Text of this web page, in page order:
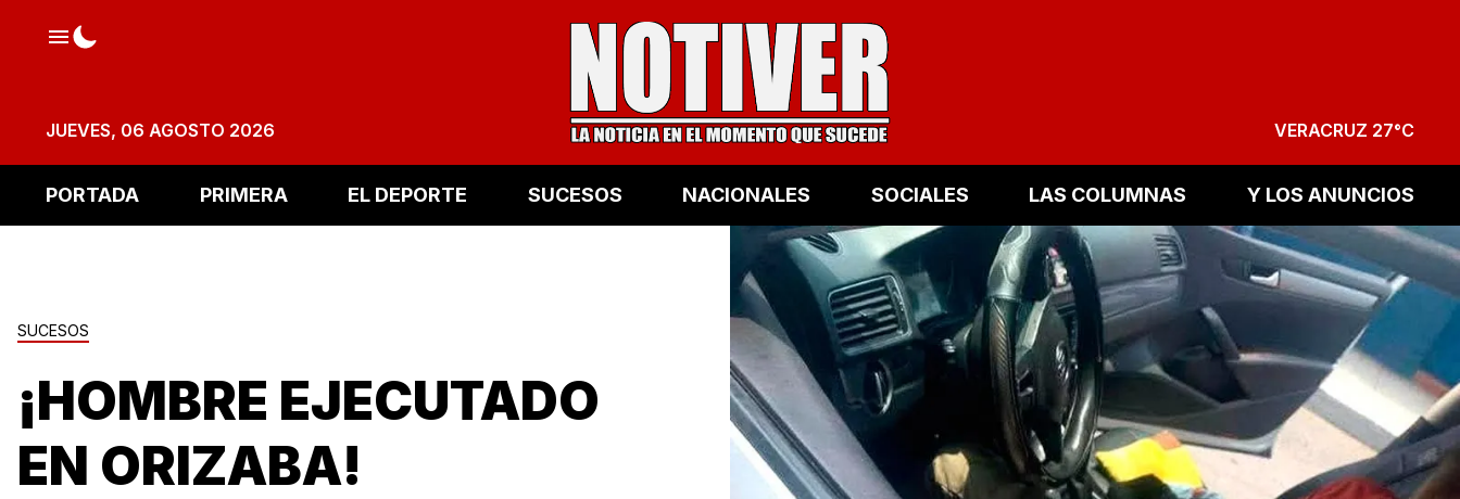
JUEVES, 06 AGOSTO 2026 VERACRUZ 27°C
PORTADA PRIMERA EL DEPORTE SUCESOS NACIONALES SOCIALES LAS COLUMNAS Y LOS ANUNCIOS
SUCESOS
¡HOMBRE EJECUTADO
EN ORIZABA!